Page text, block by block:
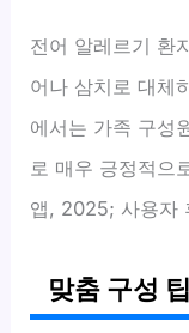
전어 알레르기 환
어나 삼치로 대체
에서는 가족 구성
로 매우 긍정적으
앱, 2025; 사용자
맞춤 구성 팁